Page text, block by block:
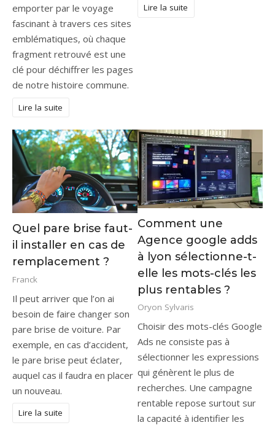
emporter par le voyage
fascinant à travers ces sites
emblématiques, où chaque
fragment retrouvé est une
clé pour déchiffrer les pages
de notre histoire commune.
Lire la suite
Lire la suite
Quel pare brise faut-
il installer en cas de
remplacement ?
Franck
Il peut arriver que l’on ai
besoin de faire changer son
pare brise de voiture. Par
exemple, en cas d’accident,
le pare brise peut éclater,
auquel cas il faudra en placer
un nouveau.
Lire la suite
Comment une
Agence google adds
à lyon sélectionne-t-
elle les mots-clés les
plus rentables ?
Oryon Sylvaris
Choisir des mots-clés Google
Ads ne consiste pas à
sélectionner les expressions
qui génèrent le plus de
recherches. Une campagne
rentable repose surtout sur
la capacité à identifier les